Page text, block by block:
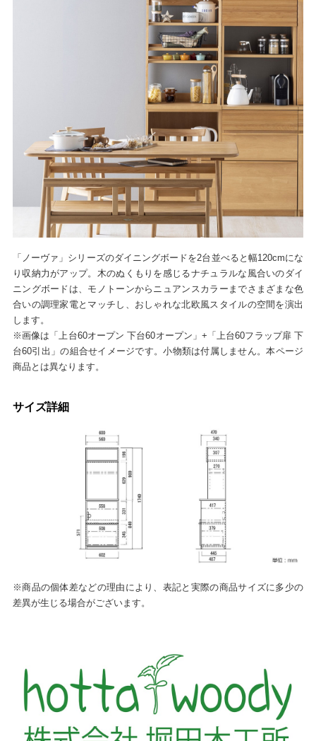
「ノーヴァ」シリーズのダイニングボードを2台並べると幅120cmにな
り収納力がアップ。木のぬくもりを感じるナチュラルな風合いのダイ
ニングボードは、モノトーンからニュアンスカラーまでさまざまな色
合いの調理家電とマッチし、おしゃれな北欧風スタイルの空間を演出
します。
※画像は「上台60オープン 下台60オープン」+「上台60フラップ扉 下
台60引出」の組合せイメージです。小物類は付属しません。本ページ
商品とは異なります。
サイズ詳細
※商品の個体差などの理由により、表記と実際の商品サイズに多少の
差異が生じる場合がございます。